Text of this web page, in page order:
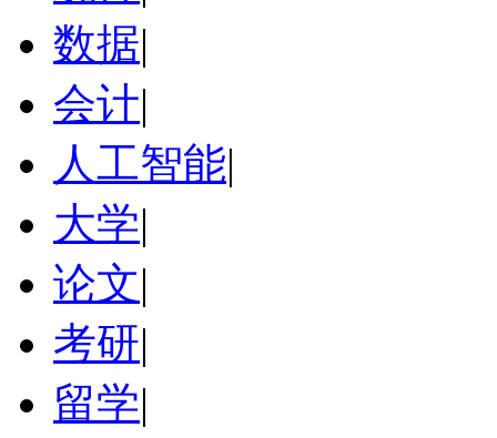
数据|
会计|
人工智能|
大学|
论文|
考研|
留学|